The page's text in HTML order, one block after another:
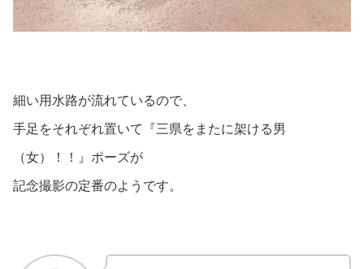
細い用水路が流れているので、
手足をそれぞれ置いて『三県をまたに架ける男
（女）！！』ポーズが
記念撮影の定番のようです。